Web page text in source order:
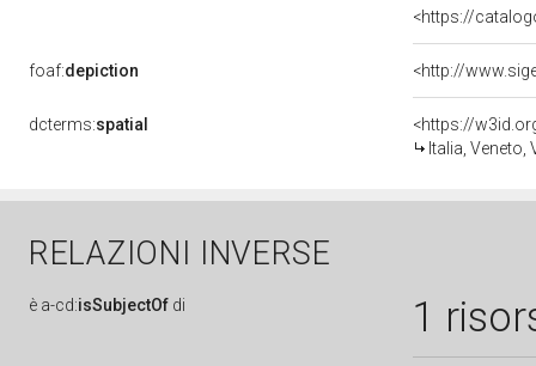
<https://
foaf:depiction
dcterms:spatial
<https://
Italia, Veneto,
RELAZIONI INVERSE
è a-cd:isSubjectOf di 1